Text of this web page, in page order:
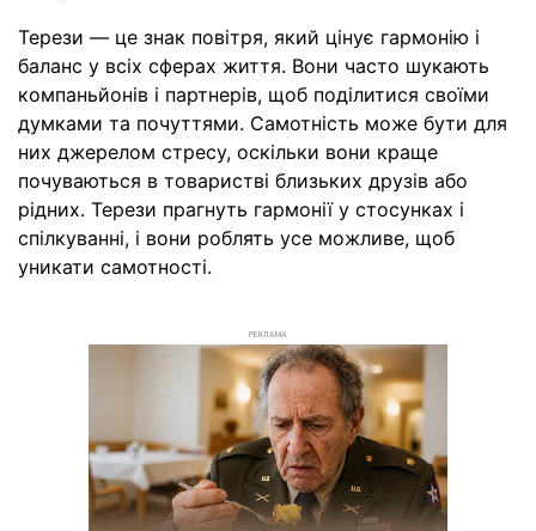
Терези — це знак повітря, який цінує гармонію і
баланс у всіх сферах життя. Вони часто шукають
компаньйонів і партнерів, щоб поділитися своїми
думками та почуттями. Самотність може бути для
них джерелом стресу, оскільки вони краще
почуваються в товаристві близьких друзів або
рідних. Терези прагнуть гармонії у стосунках і
спілкуванні, і вони роблять усе можливе, щоб
уникати самотності.
РЕКЛАМА